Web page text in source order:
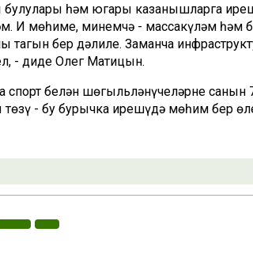
булулары һәм югары казанышларга
Иң мөһиме, минемчә - массакүләм һәм
бер дәлиле. Заманча
- диде Олег Матицын.
белән шөгыльләнүчеләрнең санын
- бу бурычка ирешүдә мөһим бер